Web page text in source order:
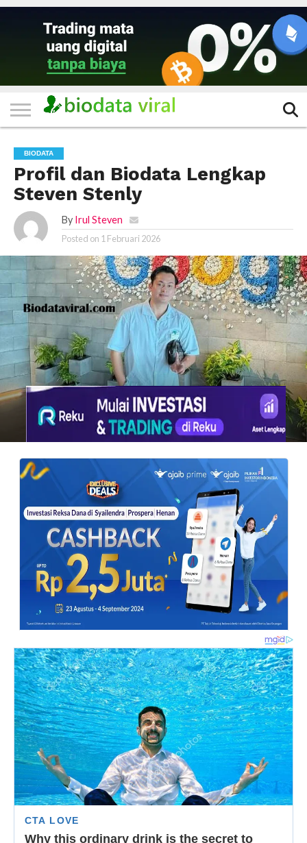
HOME
FILTER
KATEGORI
IKLAN
GRATIS
TERVIRAL
TRADING
KOMUNITAS
BERITA
BISNIS
LAINNYA
BIODATA
Profil dan Biodata Lengkap
Steven Stenly
By Irul Steven
Posted on 1 Februari 2026